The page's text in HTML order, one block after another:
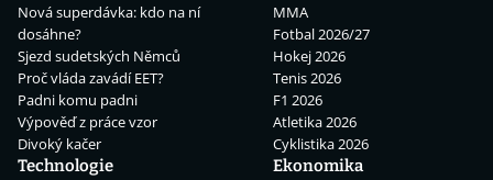
Nová superdávka: kdo na ní
dosáhne?
Sjezd sudetských Němců
Proč vláda zavádí EET?
Padni komu padni
Výpověď z práce vzor
Divoký kačer
MMA
Fotbal 2026/27
Hokej 2026
Tenis 2026
F1 2026
Atletika 2026
Cyklistika 2026
Technologie
Ekonomika